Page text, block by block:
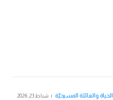
الحياة والعائلة المسيحيّة
شباط 23, 2026